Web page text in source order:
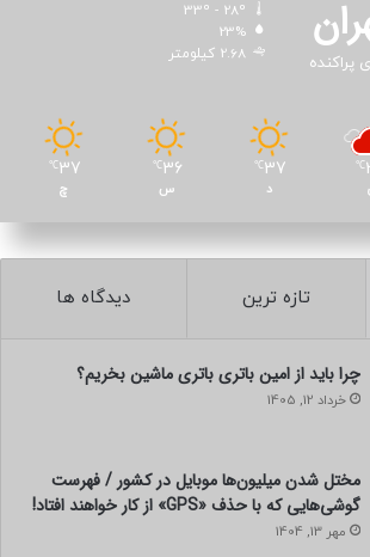
پراکنده
23%
2.68 کیلومتر
℃
37
℃
د
36
℃
س
37
℃
چ
تازه ترین دیدگاه ها
چرا باید از امین باتری باتری ماشین بخریم؟
خرداد 12, 1405
مختل شدن میلیون‌ها موبایل در کشور / فهرست
گوشی‌هایی که با حذف «GPS» از کار خواهند افتاد!
مهر 13, 1404